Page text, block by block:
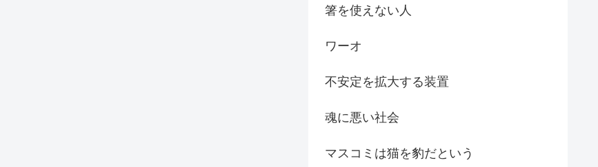
箸を使えない人
ワーオ
不安定を拡大する装置
魂に悪い社会
マスコミは猫を豹だという